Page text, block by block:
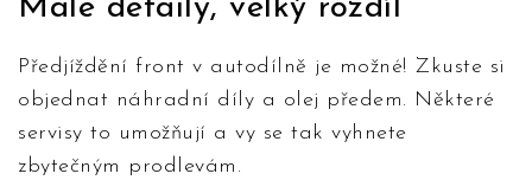
Malé detaily, velký rozdíl
Předjíždění front v autodílně je možné! Zkuste si
objednat náhradní díly a olej předem. Některé
servisy to umožňují a vy se tak vyhnete
zbytečným prodlevám.